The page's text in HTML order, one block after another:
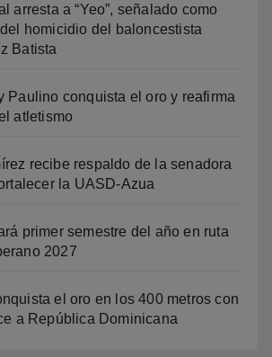
arresta a “Yeo”, señalado como
homicidio del baloncestista
Batista
Paulino conquista el oro y reafirma
atletismo
recibe respaldo de la senadora
la UASD-Azua
primer semestre del año en ruta
2027
el oro en los 400 metros con
a República Dominicana